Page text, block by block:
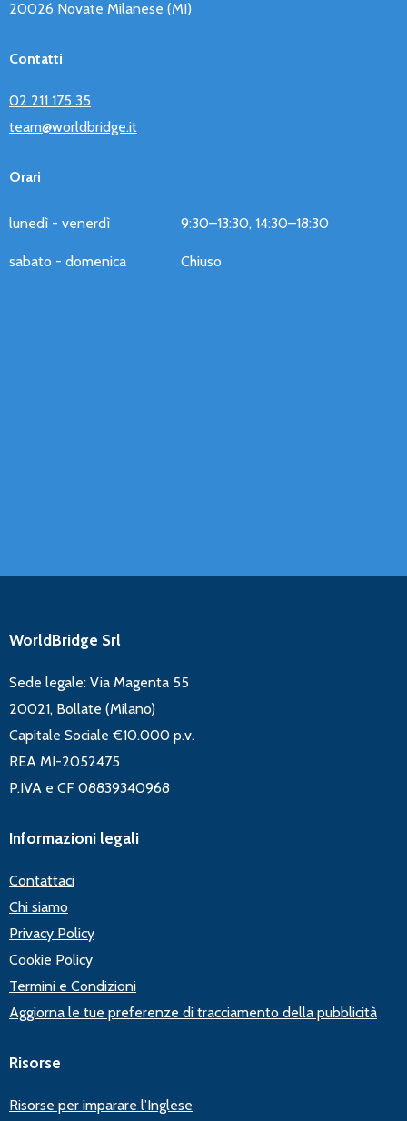
20026 Novate Milanese (MI)
Contatti
02 211 175 35
team@worldbridge.it
Orari
lunedì - venerdì 9:30–13:30, 14:30–18:30
sabato - domenica Chiuso
WorldBridge Srl
Sede legale: Via Magenta 55
20021, Bollate (Milano)
Capitale Sociale €10.000 p.v.
REA MI-2052475
P.IVA e CF 08839340968
Informazioni legali
Contattaci
Chi siamo
Privacy Policy
Cookie Policy
Termini e Condizioni
Aggiorna le tue preferenze di tracciamento della pubblicità
Risorse
Risorse per imparare l’Inglese